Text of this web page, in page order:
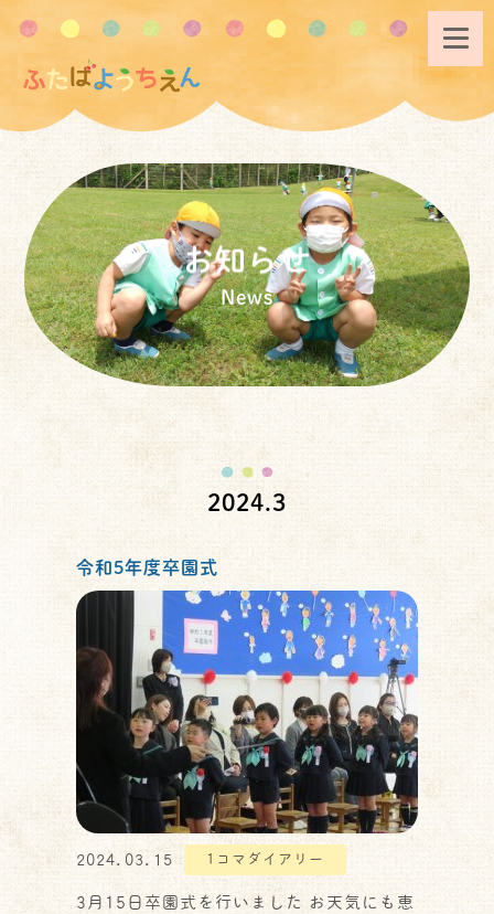
お知らせ
News
2024.3
令和5年度卒園式
2024.03.15 1コマダイアリー
3月15日卒園式を行いました お天気にも恵